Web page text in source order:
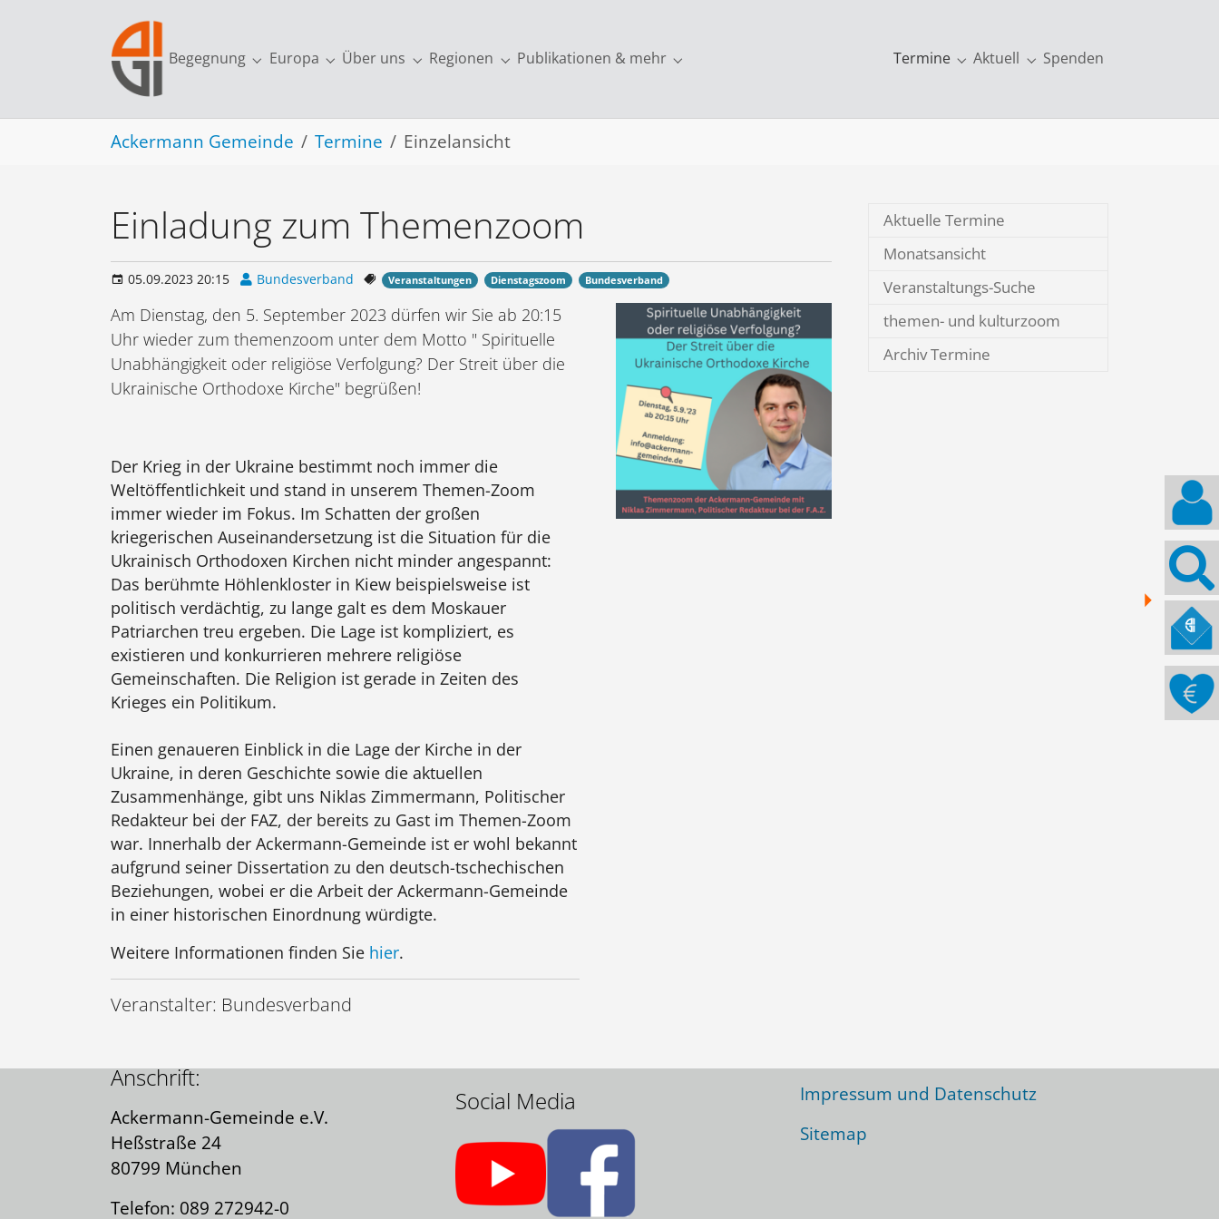
Begegnung Submenu for "Begegnung"
Europa Submenu for "Europa"
Über uns Submenu for "Über uns"
Regionen Submenu for "Regionen"
Publikationen & mehr Submenu for "Publikationen & mehr"
Termine Submenu for "Termine"
Aktuell Submenu for "Aktuell"
Spenden
You are here:
Ackermann Gemeinde Termine Einzelansicht
Einladung zum Themenzoom
05.09.2023 20:15 Bundesverband Veranstaltungen Dienstagszoom Bundesverband
Am Dienstag, den 5. September 2023 dürfen wir Sie ab 20:15
Uhr wieder zum themenzoom unter dem Motto " Spirituelle
Unabhängigkeit oder religiöse Verfolgung? Der Streit über die
Ukrainische Orthodoxe Kirche" begrüßen!
Der Krieg in der Ukraine bestimmt noch immer die
Weltöffentlichkeit und stand in unserem Themen-Zoom
immer wieder im Fokus. Im Schatten der großen
kriegerischen Auseinandersetzung ist die Situation für die
Ukrainisch Orthodoxen Kirchen nicht minder angespannt:
Das berühmte Höhlenkloster in Kiew beispielsweise ist
politisch verdächtig, zu lange galt es dem Moskauer
Patriarchen treu ergeben. Die Lage ist kompliziert, es
existieren und konkurrieren mehrere religiöse
Gemeinschaften. Die Religion ist gerade in Zeiten des
Krieges ein Politikum.
Einen genaueren Einblick in die Lage der Kirche in der
Ukraine, in deren Geschichte sowie die aktuellen
Zusammenhänge, gibt uns Niklas Zimmermann, Politischer
Redakteur bei der FAZ, der bereits zu Gast im Themen-Zoom
war. Innerhalb der Ackermann-Gemeinde ist er wohl bekannt
aufgrund seiner Dissertation zu den deutsch-tschechischen
Beziehungen, wobei er die Arbeit der Ackermann-Gemeinde
in einer historischen Einordnung würdigte.
Weitere Informationen finden Sie hier.
Veranstalter: Bundesverband
Aktuelle Termine
Monatsansicht
Veranstaltungs-Suche
themen- und kulturzoom
Archiv Termine
Kontakt:
Kontaktformular
Anschrift:
Ackermann-Gemeinde e.V.
Heßstraße 24
80799 München
Telefon: 089 272942-0
Wir danken für jede
Social Media
Impressum und Datenschutz
Sitemap